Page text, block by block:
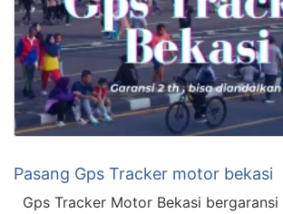
Pasang Gps Tracker motor bekasi
Gps Tracker Motor Bekasi